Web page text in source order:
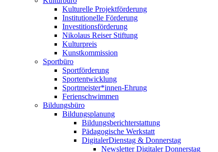
Kulturelle Projektförderung
Institutionelle Förderung
Investitionsförderung
Nikolaus Reiser Stiftung
Kulturpreis
Kunstkommission
Sportbüro
Sportförderung
Sportentwicklung
Sportmeister*innen-Ehrung
Ferienschwimmen
Bildungsbüro
Bildungsplanung
Bildungsberichterstattung
Pädagogische Werkstatt
DigitalerDienstag & Donnerstag
Newsletter Digitaler Donnerstag